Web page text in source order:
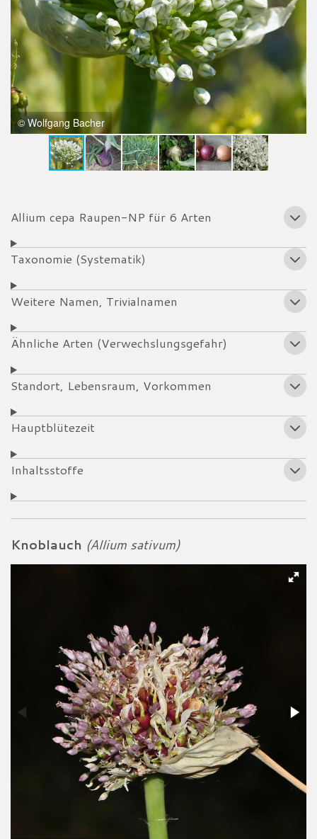
© Wolfgang Bacher
Allium cepa Raupen-NP für 6 Arten
Taxonomie (Systematik)
Weitere Namen, Trivialnamen
Ähnliche Arten (Verwechslungsgefahr)
Standort, Lebensraum, Vorkommen
Hauptblütezeit
Inhaltsstoffe
Knoblauch (Allium sativum)